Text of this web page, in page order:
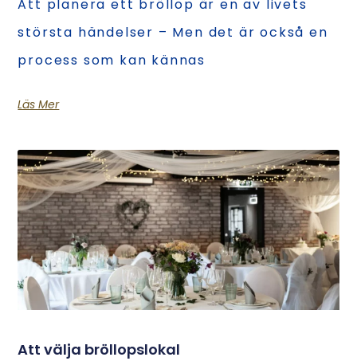
Att planera ett bröllop är en av livets
största händelser – Men det är också en
process som kan kännas
Läs Mer
Att välja bröllopslokal